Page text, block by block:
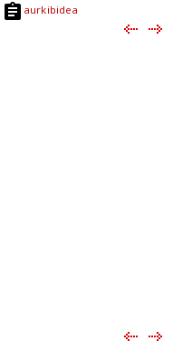
aurkibidea